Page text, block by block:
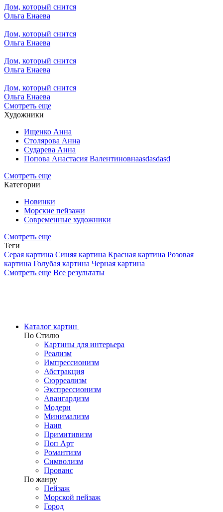
Дом, который снится
Ольга Енаева
Дом, который снится
Ольга Енаева
Дом, который снится
Ольга Енаева
Дом, который снится
Ольга Енаева
Смотреть еще
Художники
Ищенко Анна
Столярова Анна
Сударева Анна
Попова Анастасия Валентиновнаasdasdasd
Смотреть еще
Категории
Новинки
Морские пейзажи
Современные художники
Смотреть еще
Теги
Серая картина Синяя картина Красная картина Розовая
картина Голубая картина Черная картина
Смотреть еще Все результаты
Каталог картин
По Стилю
Картины для интерьера
Реализм
Импрессионизм
Абстракция
Сюрреализм
Экспрессионизм
Авангардизм
Модерн
Минимализм
Наив
Примитивизм
Поп Арт
Романтизм
Символизм
Прованс
По жанру
Пейзаж
Морской пейзаж
Город